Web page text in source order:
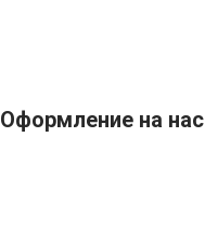
Оформление на нас